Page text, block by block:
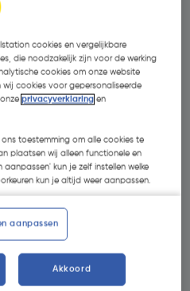
- 9 %
cookies en vergelijkbare
die noodzakelijk zijn voor de werking
cookies om onze website
cookies voor gepersonaliseerde
onzeprivacyverklaring en
toestemming om alle cookies te
plaatsen wij alleen functionele en
kun je zelf instellen welke
kun je altijd weer aanpassen.
aanpassen
Akkoord